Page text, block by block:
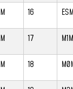
M 16 ESM
M 17 M1M
M 18